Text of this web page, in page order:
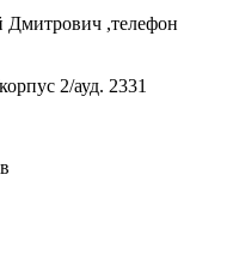
Дмитрович ,телефон
2/ауд. 2331